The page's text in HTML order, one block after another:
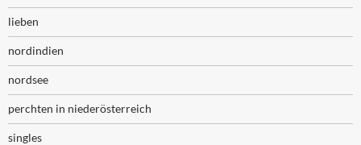
lieben
nordindien
nordsee
perchten in niederösterreich
singles